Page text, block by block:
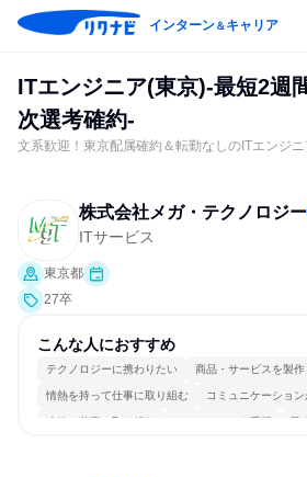
インターン＆キャリア
ITエンジニア(東京)-最短2週
次選考確約-
文系歓迎！東京配属確約＆転勤なしのITエンジニ
株式会社メガ・テクノロジー
ITサービス
東京都
27卒
こんな人におすすめ
テクノロジーに携わりたい 商品・サービスを製作
情熱を持って仕事に取り組む コミュニケーション
冷静に仕事に取り組む チームワークを重視 長